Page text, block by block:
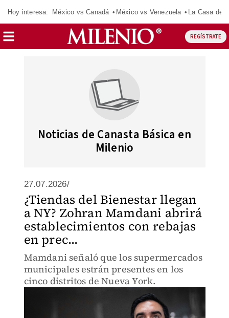
Hoy interesa: México vs Canadá México vs Venezuela La Casa de
REGÍSTRATE
Noticias de Canasta Básica en
Milenio
27.07.2026/
¿Tiendas del Bienestar llegan
a NY? Zohran Mamdani abrirá
establecimientos con rebajas
en prec...
Mamdani señaló que los supermercados
municipales estrán presentes en los
cinco distritos de Nueva York.